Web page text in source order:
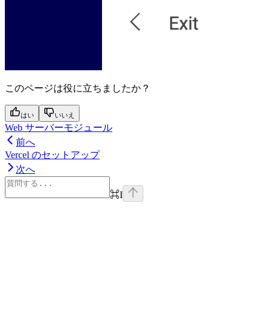
このページは役に立ちましたか？
はい いいえ
Web サーバーモジュール
前へ
Vercel のセットアップ
次へ
⌘I